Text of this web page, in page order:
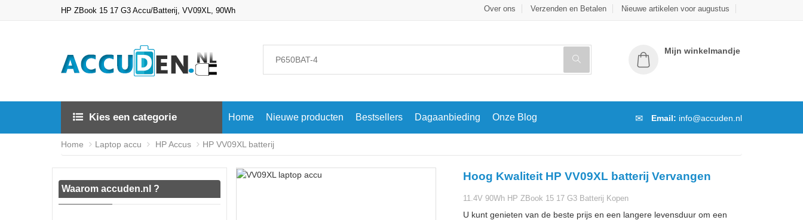
HP ZBook 15 17 G3 Accu/Batterij, VV09XL, 90Wh Over ons Verzenden en Betalen Nieuwe artikelen voor augustus
Mijn winkelmandje
Kies een categorie Home Nieuwe producten Bestsellers Dagaanbieding Onze Blog Email: info@accuden.nl
Home Laptop accu HP Accus HP VV09XL batterij
Waarom accuden.nl ?
Hoog Kwaliteit HP VV09XL batterij Vervangen
11.4V 90Wh HP ZBook 15 17 G3 Batterij Kopen
U kunt genieten van de beste prijs en een langere levensduur om een